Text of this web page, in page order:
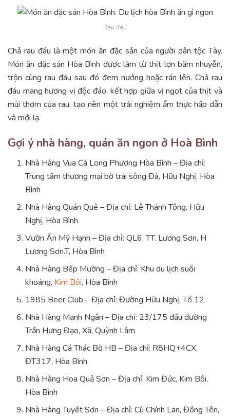
Rau đáu
Chả rau đáu là một món ăn đặc sản của người dân tộc Tày.
Món ăn đặc sản Hòa Bình được làm từ thịt lợn băm nhuyễn,
trộn cùng rau đáu sau đó đem nướng hoặc rán lên. Chả rau
đáu mang hương vị độc đáo, kết hợp giữa vị ngọt của thịt và
mùi thơm của rau, tạo nên một trải nghiệm ẩm thực hấp dẫn
và mới lạ.
Gợi ý nhà hàng, quán ăn ngon ở Hoà Bình
Nhà Hàng Vua Cá Long Phượng Hòa Bình – Địa chỉ:
Trung tâm thương mại bờ trái sông Đà, Hữu Nghị, Hòa
Bình
Nhà Hàng Quán Quê – Địa chỉ: Lê Thánh Tông, Hữu
Nghị, Hòa Bình
Vườn Ăn Mỹ Hạnh – Địa chỉ: QL6, TT. Lương Sơn, H
Lương Sơn.T, Hòa Bình
Nhà Hàng Bếp Mường –Địa chỉ: Khu du lịch suối
khoáng, Kim Bôi, Hòa Bình
1985 Beer Club – Địa chỉ: Đường Hữu Nghị, Tổ 12
Nhà Hàng Mạnh Ngân – Địa chỉ: 23/175 đầu đường
Trần Hưng Đạo, Xã, Quỳnh Lâm
Nhà Hàng Cá Thác Bờ HB – Địa chỉ: R8HQ+4CX,
ĐT317, Hòa Bình
Nhà Hàng Hoa Quả Sơn – Địa chỉ: Kim Đức, Kim Bôi,
Hòa Bình
Nhà Hàng Tuyết Sơn – Địa chỉ: Cù Chính Lan, Đồng Tên,